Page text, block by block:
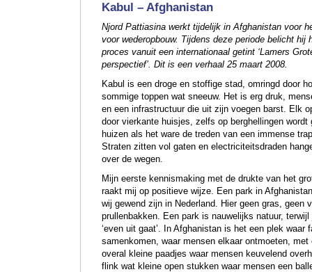
Kabul – Afghanistan
Njord Pattiasina werkt tijdelijk in Afghanistan voor
voor wederopbouw. Tijdens deze periode belicht hij
proces vanuit een internationaal getint ‘Lamers
perspectief’. Dit is een verhaal 25 maart 2008.
Kabul is een droge en stoffige stad, omringd door
sommige toppen wat sneeuw. Het is erg druk,
en een infrastructuur die uit zijn voegen barst. Elk
door vierkante huisjes, zelfs op berghellingen wordt
huizen als het ware de treden van een immense
Straten zitten vol gaten en electriciteitsdraden
over de wegen.
Mijn eerste kennismaking met de drukte van het
raakt mij op positieve wijze. Een park in
wij gewend zijn in Nederland. Hier geen gras, geen
prullenbakken. Een park is nauwelijks natuur,
‘even uit gaat’. In Afghanistan is het een plek waar
samenkomen, waar mensen elkaar ontmoeten, met
overal kleine paadjes waar mensen keuvelend
flink wat kleine open stukken waar mensen een